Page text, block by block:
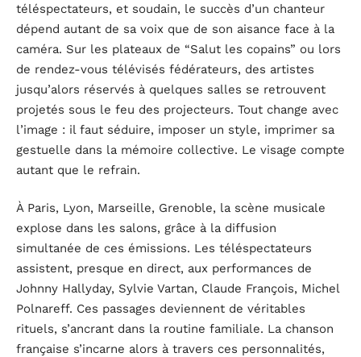
téléspectateurs, et soudain, le succès d’un chanteur
dépend autant de sa voix que de son aisance face à la
caméra. Sur les plateaux de “Salut les copains” ou lors
de rendez-vous télévisés fédérateurs, des artistes
jusqu’alors réservés à quelques salles se retrouvent
projetés sous le feu des projecteurs. Tout change avec
l’image : il faut séduire, imposer un style, imprimer sa
gestuelle dans la mémoire collective. Le visage compte
autant que le refrain.
À Paris, Lyon, Marseille, Grenoble, la scène musicale
explose dans les salons, grâce à la diffusion
simultanée de ces émissions. Les téléspectateurs
assistent, presque en direct, aux performances de
Johnny Hallyday, Sylvie Vartan, Claude François, Michel
Polnareff. Ces passages deviennent de véritables
rituels, s’ancrant dans la routine familiale. La chanson
française s’incarne alors à travers ces personnalités,